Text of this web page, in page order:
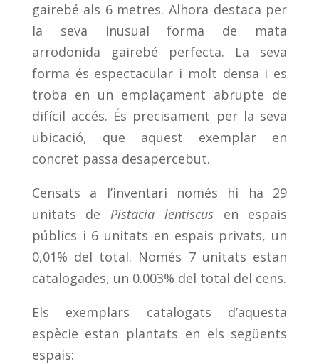
gairebé als 6 metres. Alhora destaca per
la seva inusual forma de mata
arrodonida gairebé perfecta. La seva
forma és espectacular i molt densa i es
troba en un emplaçament abrupte de
difícil accés. És precisament per la seva
ubicació, que aquest exemplar en
concret passa desapercebut.
Censats a l’inventari només hi ha 29
unitats de Pistacia lentiscus en espais
públics i 6 unitats en espais privats, un
0,01% del total. Només 7 unitats estan
catalogades, un 0.003% del total del cens.
Els exemplars catalogats d’aquesta
espècie estan plantats en els següents
espais: